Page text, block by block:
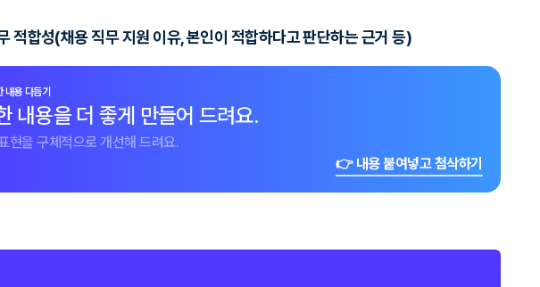
적합성(채용 직무 지원 이유, 본인이 적합하다고 판단하는 근거 등)
내용 다듬기
내용을 더 좋게 만들어 드려요.
현을 구체적으로 개선해 드려요.
👉 내용 붙여넣고 첨삭하기